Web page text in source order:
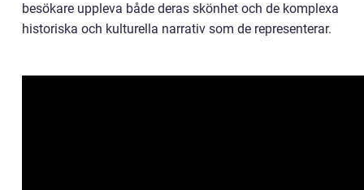
besökare uppleva både deras skönhet och de komplexa
historiska och kulturella narrativ som de representerar.